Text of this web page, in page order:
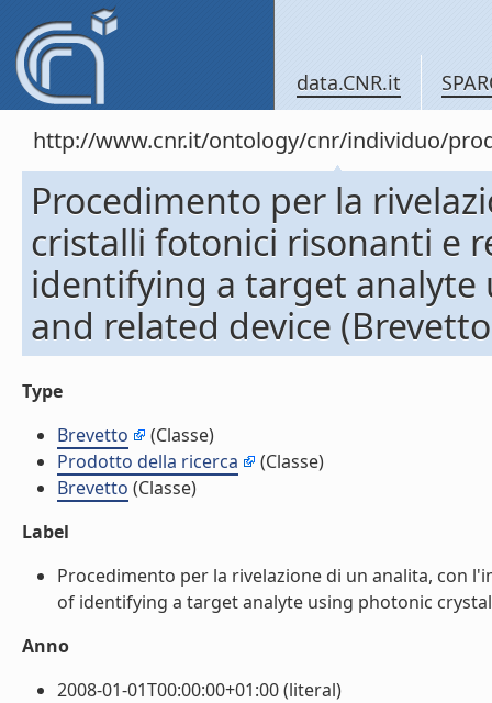
data.CNR.it
http://www.cnr.it/ontology/cnr/individuo/
Procedimento per la
cristalli fotonici risonanti e
identifying a target analyte
and related device
Type
Brevetto
(Classe)
Prodotto della ricerca
(Classe)
Brevetto (Classe)
Label
Procedimento per la rivelazione di un analita, con
of identifying a target analyte using photonic
Anno
2008-01-01T00:00:00+01:00 (literal)